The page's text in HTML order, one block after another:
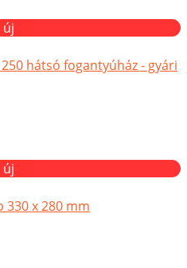
új
250 hátsó fogantyúház - gyári
új
x 280 mm